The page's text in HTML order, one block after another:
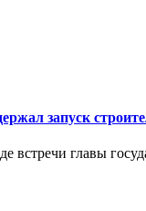
запуск
встречи главы